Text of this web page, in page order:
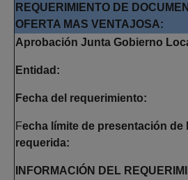
REQUERIMIENTO DE
OFERTA MAS VENTAJOSA:
Aprobación Junta Gobierno
Entidad:
Fecha del requerimiento:
Fecha límite de presentación de
requerida:
INFORMACIÓN DEL